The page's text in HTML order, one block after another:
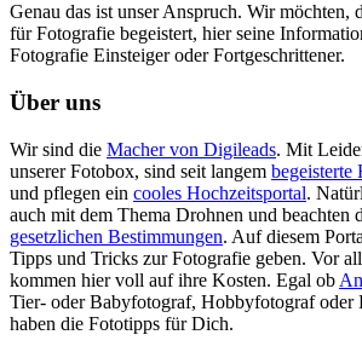
Genau das ist unser Anspruch. Wir möchten,
für Fotografie begeistert, hier seine
Fotografie Einsteiger oder Fortgeschrittener.
Über uns
Wir sind die Macher von Digileads. Mit
unserer Fotobox, sind seit langem begeisterte
und pflegen ein cooles Hochzeitsportal.
auch mit dem Thema Drohnen und beachten
gesetzlichen Bestimmungen. Auf diesem
Tipps und Tricks zur Fotografie geben. Vor
kommen hier voll auf ihre Kosten. Egal ob
Tier- oder Babyfotograf, Hobbyfotograf
haben die Fototipps für Dich.